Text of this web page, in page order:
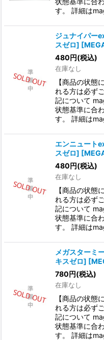
す。 詳細は
ジュナイパー
スゼロ]
480円(税込)
在庫なし
【商品の状態
れる方は必ず
記について
状態基準に合
す。 詳細は
エンニュート
スゼロ]
480円(税込)
在庫なし
【商品の状態
れる方は必ず
記について
状態基準に合
す。 詳細は
メガスター
キスゼロ]
780円(税込)
在庫なし
【商品の状態
れる方は必ず
記について
状態基準に合
す。 詳細は